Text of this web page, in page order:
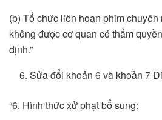
(b) Tổ chức liên hoan phim
không được cơ quan có thẩm
định.”
Sửa đổi khoản 6 và khoản 7
“6. Hình thức xử phạt bổ sung: